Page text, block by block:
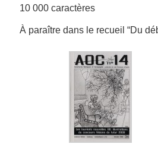
10 000 caractères
À paraître dans le recueil “Du